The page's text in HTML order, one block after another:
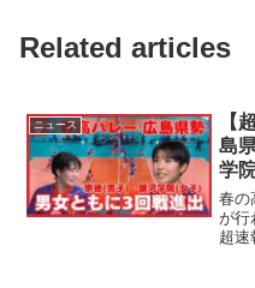
Related articles
ニュース
【
島
学
船
春の
が行
超速